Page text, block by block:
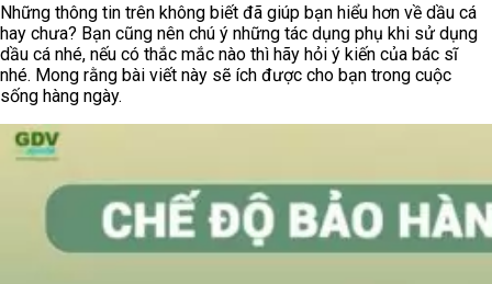
Những thông tin trên không biết đã giúp bạn hiểu hơn về dầu cá
hay chưa? Bạn cũng nên chú ý những tác dụng phụ khi sử dụng
dầu cá nhé, nếu có thắc mắc nào thì hãy hỏi ý kiến của bác sĩ
nhé. Mong rằng bài viết này sẽ ích được cho bạn trong cuộc
sống hàng ngày.